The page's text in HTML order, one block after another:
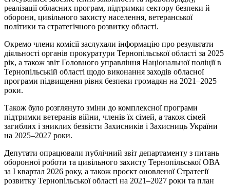
реалізації обласних програм, підтримки сектору безпеки й
оборони, цивільного захисту населення, ветеранської
політики та стратегічного розвитку області.
Окремо члени комісії заслухали інформацію про результати
діяльності органів прокуратури Тернопільської області за 2025
рік, а також звіт Головного управління Національної поліції в
Тернопільській області щодо виконання заходів обласної
програми підвищення рівня безпеки громадян на 2021–2025
роки.
Також було розглянуто зміни до комплексної програми
підтримки ветеранів війни, членів їх сімей, а також сімей
загиблих і зниклих безвісти Захисників і Захисниць України
на 2025–2027 роки.
Депутати опрацювали публічний звіт департаменту з питань
оборонної роботи та цивільного захисту Тернопільської ОВА
за І квартал 2026 року, а також проєкт оновленої Стратегії
розвитку Тернопільської області на 2021–2027 роки та план